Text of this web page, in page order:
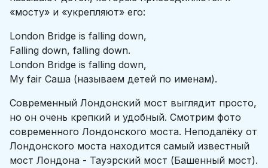
«мосту» и «укрепляют» его:
London Bridge is falling down,
Falling down, falling down.
London Bridge is falling down,
My fair Саша (называем детей по именам).
Современный Лондонский мост выглядит просто,
но он очень крепкий и удобный. Смотрим фото
современного Лондонского моста. Неподалёку от
Лондонского моста находится самый известный
мост Лондона - Тауэрский мост (Башенный мост).